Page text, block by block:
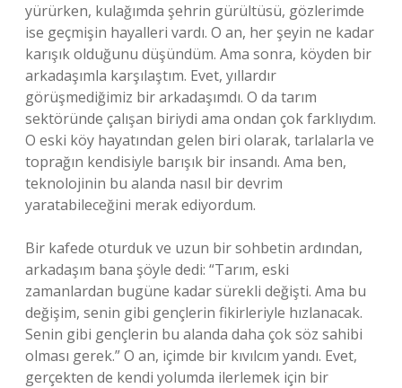
yürürken, kulağımda şehrin gürültüsü, gözlerimde
ise geçmişin hayalleri vardı. O an, her şeyin ne kadar
karışık olduğunu düşündüm. Ama sonra, köyden bir
arkadaşımla karşılaştım. Evet, yıllardır
görüşmediğimiz bir arkadaşımdı. O da tarım
sektöründe çalışan biriydi ama ondan çok farklıydım.
O eski köy hayatından gelen biri olarak, tarlalarla ve
toprağın kendisiyle barışık bir insandı. Ama ben,
teknolojinin bu alanda nasıl bir devrim
yaratabileceğini merak ediyordum.
Bir kafede oturduk ve uzun bir sohbetin ardından,
arkadaşım bana şöyle dedi: “Tarım, eski
zamanlardan bugüne kadar sürekli değişti. Ama bu
değişim, senin gibi gençlerin fikirleriyle hızlanacak.
Senin gibi gençlerin bu alanda daha çok söz sahibi
olması gerek.” O an, içimde bir kıvılcım yandı. Evet,
gerçekten de kendi yolumda ilerlemek için bir